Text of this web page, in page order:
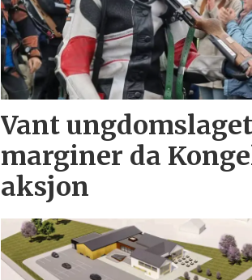
Vant
marginer da
aksjon